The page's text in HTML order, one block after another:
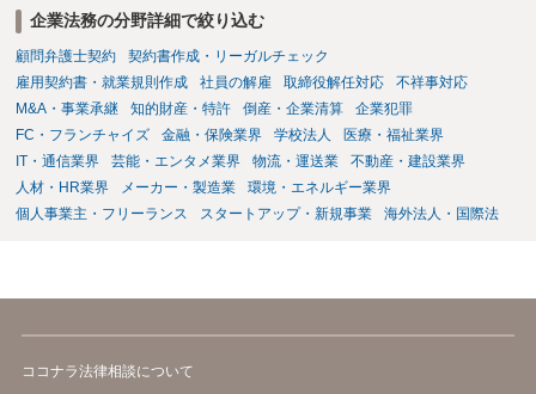
企業法務の分野詳細で絞り込む
顧問弁護士契約
契約書作成・リーガルチェック
雇用契約書・就業規則作成
社員の解雇 取締役解任対応
不祥事対応
M&A・事業承継
知的財産・特許 倒産・企業清算
企業犯罪
FC・フランチャイズ
金融・保険業界 学校法人
医療・福祉業界
IT・通信業界
芸能・エンタメ業界 物流・運送業
不動産・建設業界
人材・HR業界
メーカー・製造業
環境・エネルギー業界
個人事業主・フリーランス
スタートアップ・新規事業 海外法人・国際法
ココナラ法律相談について